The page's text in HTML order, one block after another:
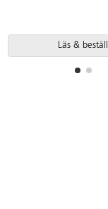
Läs & beställ